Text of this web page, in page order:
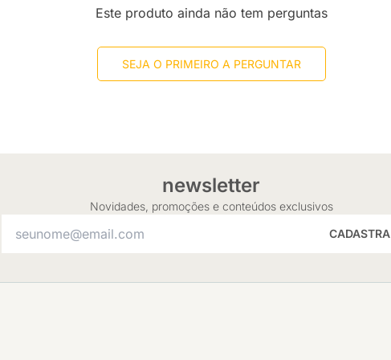
Este produto ainda não tem perguntas
SEJA O PRIMEIRO A PERGUNTAR
newsletter
Novidades, promoções e conteúdos exclusivos